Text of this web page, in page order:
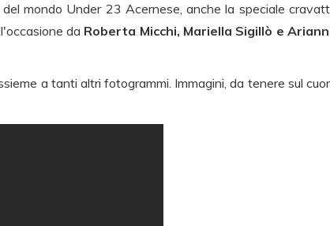
mondo Under 23 Acernese, anche la speciale
da Roberta Micchi, Mariella Sigillò e
a tanti altri fotogrammi. Immagini, da tenere sul